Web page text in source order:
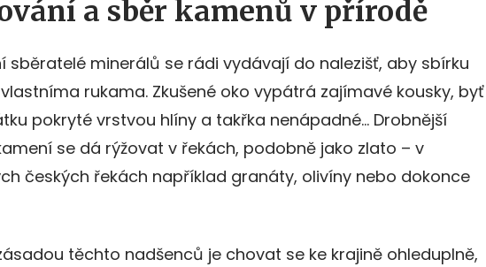
a sběr kamenů v přírodě
sběratelé minerálů se rádi vydávají do nalezišť, aby sbírku
rukama. Zkušené oko vypátrá zajímavé kousky, byť
pokryté vrstvou hlíny a takřka nenápadné… Drobnější
se dá rýžovat v řekách, podobně jako zlato – v
českých řekách například granáty, olivíny nebo dokonce
těchto nadšenců je chovat se ke krajině ohleduplně,